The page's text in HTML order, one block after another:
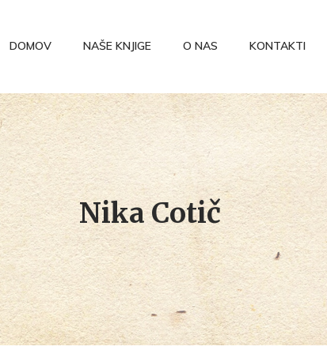
DOMOV NAŠE KNJIGE O NAS KONTAKTI
Nika Cotič